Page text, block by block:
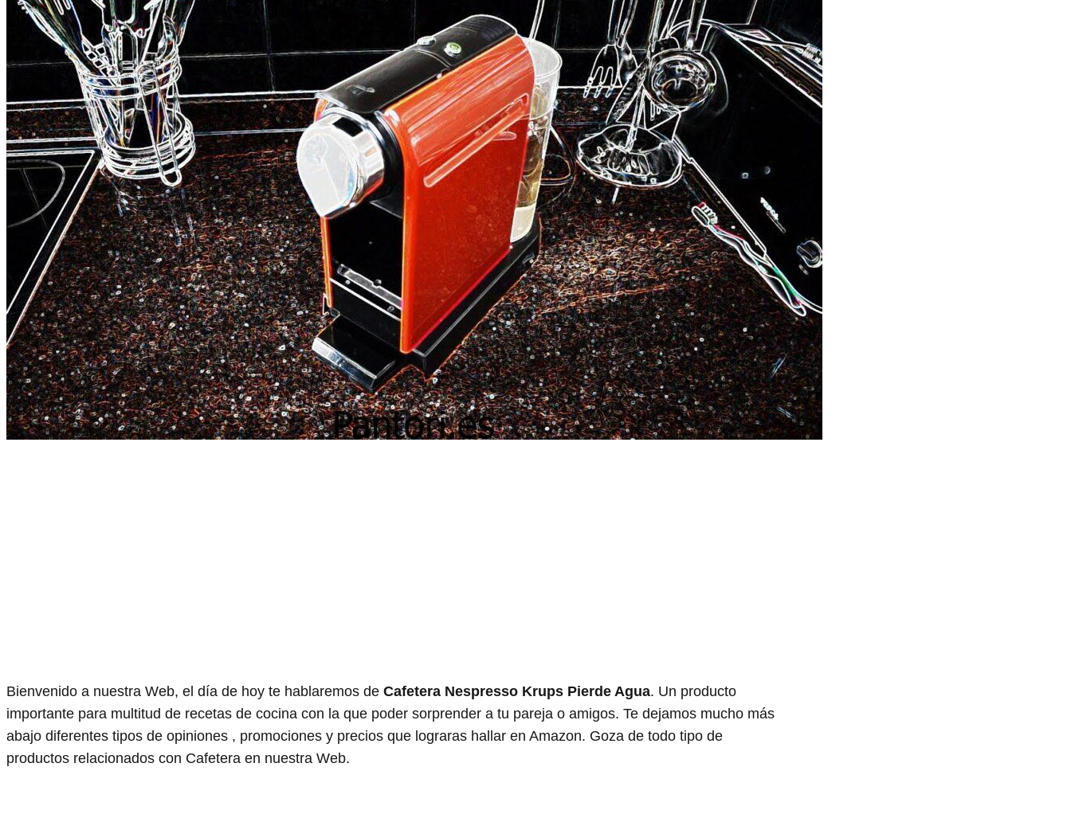
Bienvenido a nuestra Web, el día de hoy te hablaremos de Cafetera Nespresso Krups Pierde Agua. Un producto
importante para multitud de recetas de cocina con la que poder sorprender a tu pareja o amigos. Te dejamos mucho más
abajo diferentes tipos de opiniones , promociones y precios que lograras hallar en Amazon. Goza de todo tipo de
productos relacionados con Cafetera en nuestra Web.